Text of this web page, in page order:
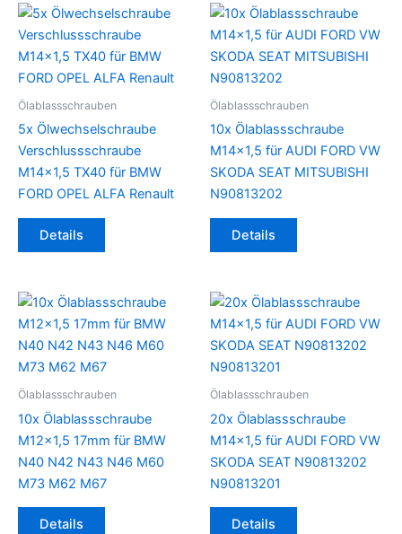
Ölablassschrauben
5x Ölwechselschraube
Verschlussschraube
M14x1,5 TX40 für BMW
FORD OPEL ALFA Renault
Details
Ölablassschrauben
10x Ölablassschraube
M14x1,5 für AUDI FORD VW
SKODA SEAT MITSUBISHI
N90813202
Details
Ölablassschrauben
10x Ölablassschraube
M12x1,5 17mm für BMW
N40 N42 N43 N46 M60
M73 M62 M67
Details
Ölablassschrauben
20x Ölablassschraube
M14x1,5 für AUDI FORD VW
SKODA SEAT N90813202
N90813201
Details